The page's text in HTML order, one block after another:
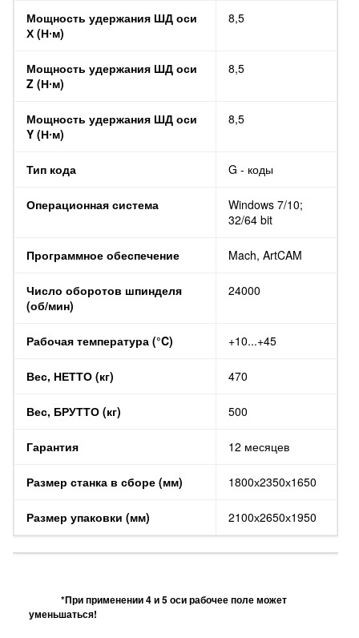
Мощность удержания ШД оси
Х (Н∙м)
8,5
Мощность удержания ШД оси
Z (Н∙м)
8,5
Мощность удержания ШД оси
Y (Н∙м)
8,5
Тип кода G - коды
Операционная система
Windows 7/10;
32/64 bit
Программное обеспечение Mach, ArtCAM
Число оборотов шпинделя
(об/мин)
24000
Рабочая температура (°C) +10...+45
Вес, НЕТТО (кг) 470
Вес, БРУТТО (кг) 500
Гарантия 12 месяцев
Размер станка в сборе (мм) 1800х2350х1650
Размер упаковки (мм) 2100х2650х1950
*При применении 4 и 5 оси рабочее поле может
уменьшаться!